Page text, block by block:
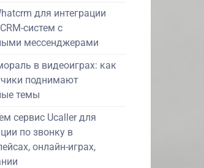
для интеграции
систем с
мессенджерами
в видеоиграх: как
поднимают
темы
сервис Ucaller для
по звонку в
онлайн-играх,